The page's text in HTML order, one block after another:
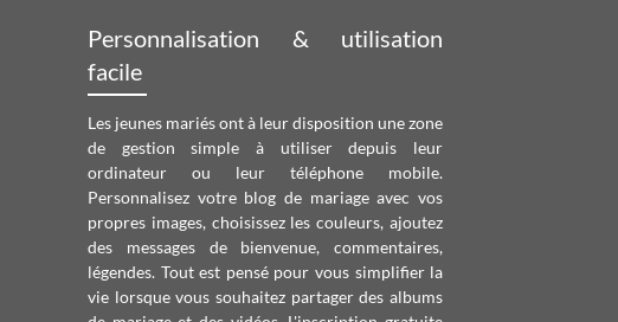
Personnalisation & utilisation
facile
Les jeunes mariés ont à leur disposition une zone
de gestion simple à utiliser depuis leur
ordinateur ou leur téléphone mobile.
Personnalisez votre blog de mariage avec vos
propres images, choisissez les couleurs, ajoutez
des messages de bienvenue, commentaires,
légendes. Tout est pensé pour vous simplifier la
vie lorsque vous souhaitez partager des albums